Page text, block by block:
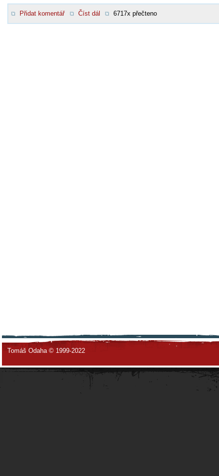
Přidat komentář Číst dál 6717x přečteno
Tomáš Odaha © 1999-2022